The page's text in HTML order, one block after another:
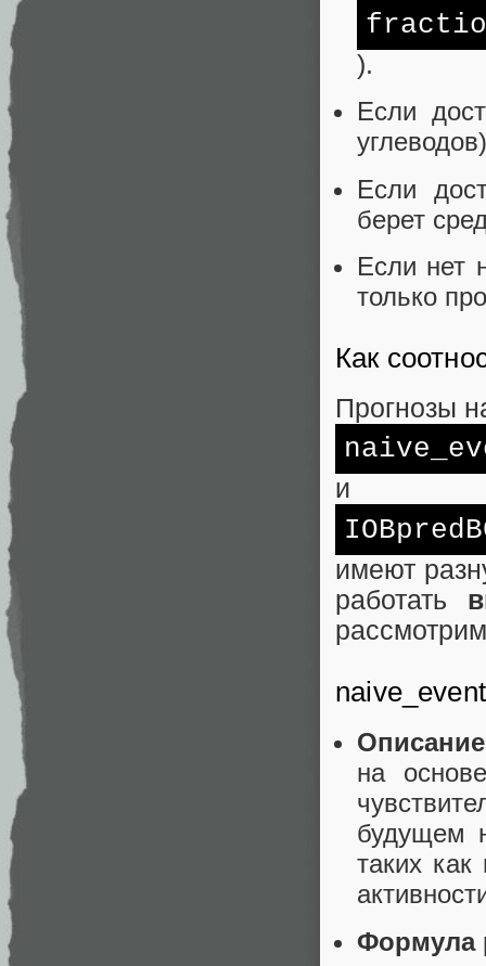
).
Если
Если
берет
Если нет
только
Как
Прогнозы
и
имеют
работать
Описание
на
будущем
таких
Формула